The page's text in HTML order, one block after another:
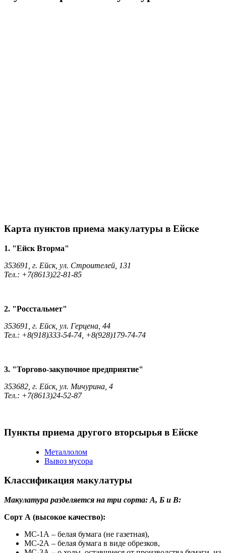
Карта пунктов приема макулатуры в Ейске
1. "Ейск Вторма"
353691, г. Ейск, ул. Строителей, 131
Тел.: +7(8613)22-81-85
2. "Росстальмет"
353691, г. Ейск, ул. Герцена, 44
Тел.: +8(918)333-54-74, +8(928)179-74-74
3. "Торгово-закупочное предприятие"
353682, г. Ейск, ул. Мичурина, 4
Тел.: +7(8613)24-52-87
Пункты приема другого вторсырья в Ейске
Металлолом
Вывоз мусора
Классификация макулатуры
Макулатура разделяется на три сорта: А, Б и В:
Сорт А (высокое качество):
МС-1А – белая бумага (не газетная),
МС-2А – белая бумага в виде обрезков,